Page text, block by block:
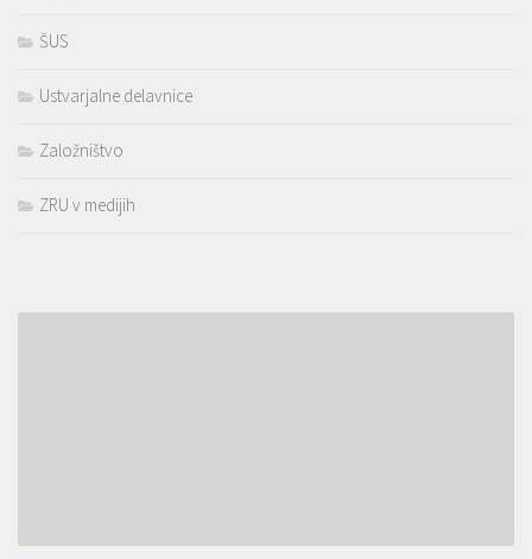
ŠUS
Ustvarjalne delavnice
Založništvo
ZRU v medijih